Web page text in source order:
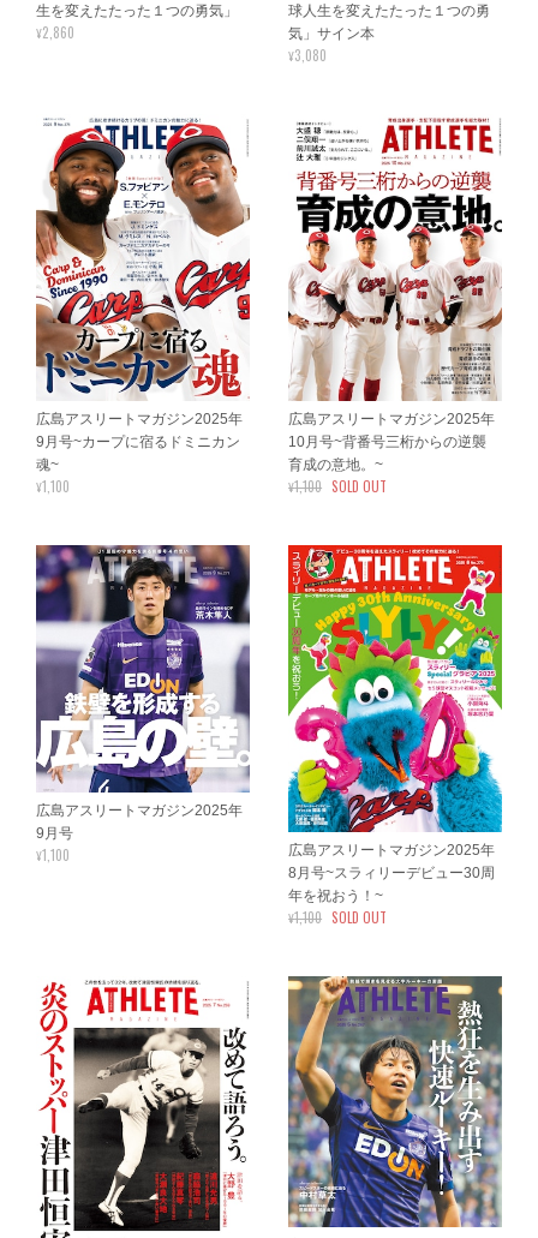
生を変えたたった１つの勇気」
¥2,860
球人生を変えたたった１つの勇
気」サイン本
¥3,080
広島アスリートマガジン2025年
9月号~カープに宿るドミニカン
魂~
¥1,100
広島アスリートマガジン2025年
10月号~背番号三桁からの逆襲
育成の意地。~
¥1,100 SOLD OUT
広島アスリートマガジン2025年
9月号
¥1,100
広島アスリートマガジン2025年
8月号~スラィリーデビュー30周
年を祝おう！~
¥1,100 SOLD OUT